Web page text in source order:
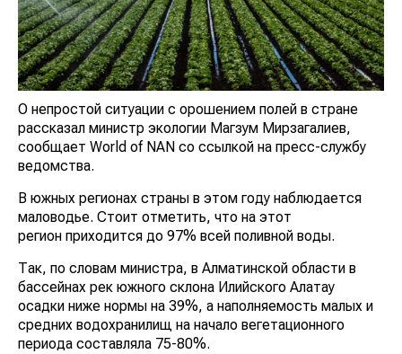
О непростой ситуации с орошением полей в стране
рассказал министр экологии Магзум Мирзагалиев,
сообщает World of NAN со ссылкой на пресс-службу
ведомства.
В южных регионах страны в этом году наблюдается
маловодье. Стоит отметить, что на этот
регион приходится до 97% всей поливной воды.
Так, по словам министра, в Алматинской области в
бассейнах рек южного склона Илийского Алатау
осадки ниже нормы на 39%, а наполняемость малых и
средних водохранилищ на начало вегетационного
периода составляла 75-80%.